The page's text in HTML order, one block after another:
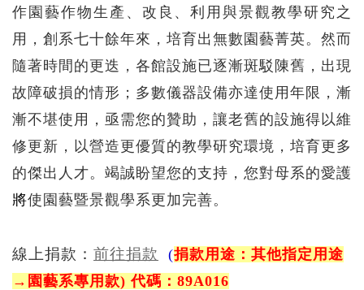
作園藝作物生產、改良、利用與景觀教學研究之
用，創系七十餘年來，培育出無數園藝菁英。然而
隨著時間的更迭，各館設施已逐漸斑駁陳舊，出現
故障破損的情形；多數儀器設備亦達使用年限，漸
漸不堪使用，亟需您的贊助，讓老舊的設施得以維
修更新，以營造更優質的教學研究環境，培育更多
的傑出人才。竭誠盼望您的支持，您對母系的愛護
將使園藝暨景觀學系更加完善。
線上捐款： 前往捐款 (捐款用途：其他指定用途
→園藝系專用款)代碼：89A016